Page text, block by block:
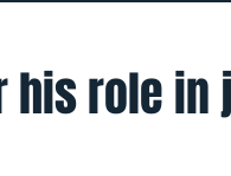
his role